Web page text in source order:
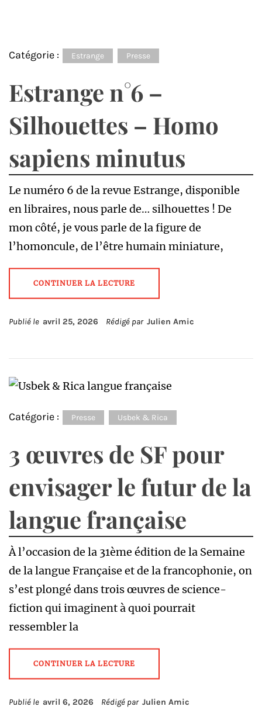
Catégorie : Estrange Presse
Estrange n°6 –
Silhouettes – Homo
sapiens minutus
Le numéro 6 de la revue Estrange, disponible
en libraires, nous parle de… silhouettes ! De
mon côté, je vous parle de la figure de
l’homoncule, de l’être humain miniature,
CONTINUER LA LECTURE
Publié le avril 25, 2026 Rédigé par Julien Amic
Catégorie : Presse Usbek & Rica
3 œuvres de SF pour
envisager le futur de la
langue française
À l’occasion de la 31ème édition de la Semaine
de la langue Française et de la francophonie, on
s’est plongé dans trois œuvres de science-
fiction qui imaginent à quoi pourrait
ressembler la
CONTINUER LA LECTURE
Publié le avril 6, 2026 Rédigé par Julien Amic